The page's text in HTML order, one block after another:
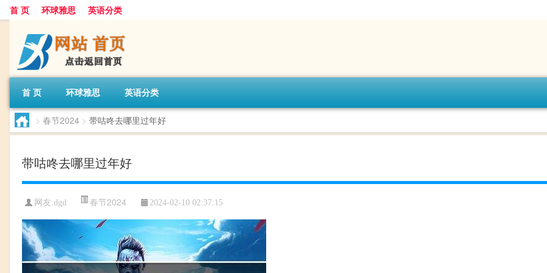
首 页 环球雅思 英语分类
首 页 环球雅思 英语分类
> 春节2024 > 带咕咚去哪里过年好
带咕咚去哪里过年好
网友:dgd 春节2024 2024-02-10 02:37:15